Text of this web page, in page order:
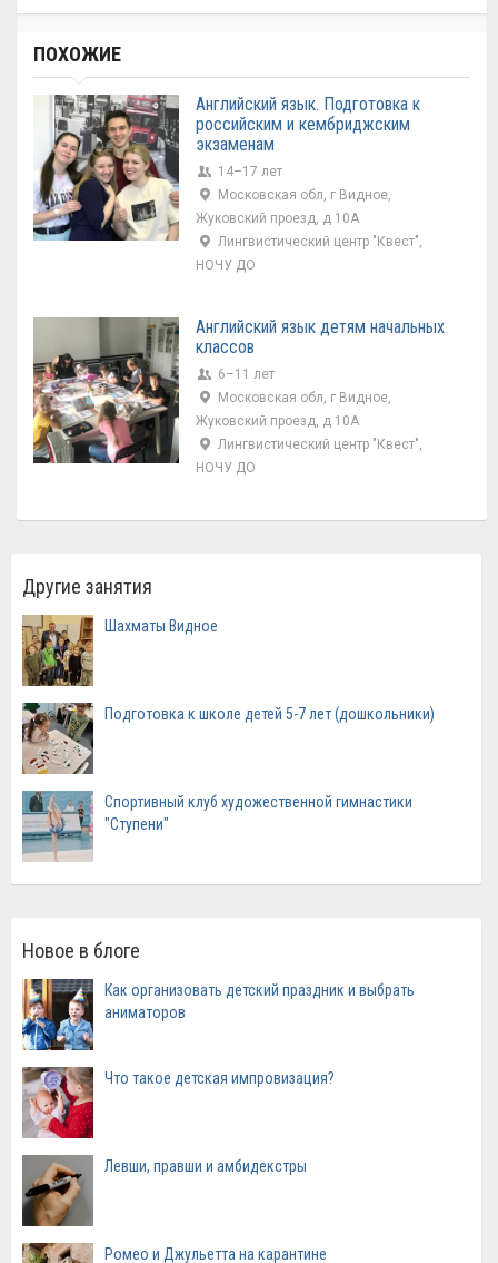
ПОХОЖИЕ
Английский язык. Подготовка к
российским и кембриджским
экзаменам
14–17 лет
Московская обл, г Видное,
Жуковский проезд, д 10А
Лингвистический центр "Квест",
НОЧУ ДО
Английский язык детям начальных
классов
6–11 лет
Московская обл, г Видное,
Жуковский проезд, д 10А
Лингвистический центр "Квест",
НОЧУ ДО
Другие занятия
Шахматы Видное
Подготовка к школе детей 5-7 лет (дошкольники)
Спортивный клуб художественной гимнастики
"Ступени"
Новое в блоге
Как организовать детский праздник и выбрать
аниматоров
Что такое детская импровизация?
Левши, правши и амбидекстры
Ромео и Джульетта на карантине